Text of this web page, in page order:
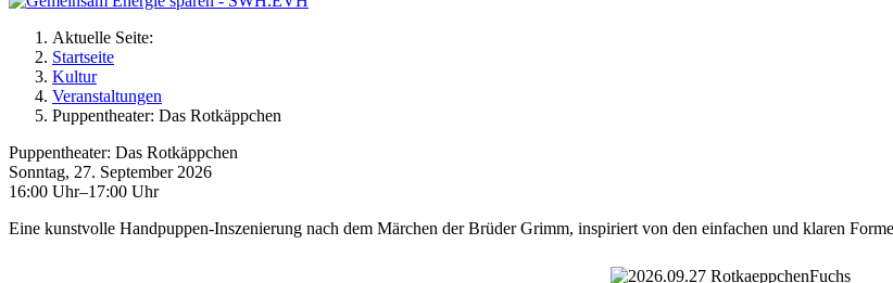
Aktuelle Seite:
Startseite
Kultur
Veranstaltungen
Puppentheater: Das Rotkäppchen
Puppentheater: Das Rotkäppchen
Sonntag, 27. September 2026
16:00 Uhr–17:00 Uhr
Eine kunstvolle Handpuppen-Inszenierung nach dem Märchen der Brüder Grimm, inspiriert von den einfachen und klaren